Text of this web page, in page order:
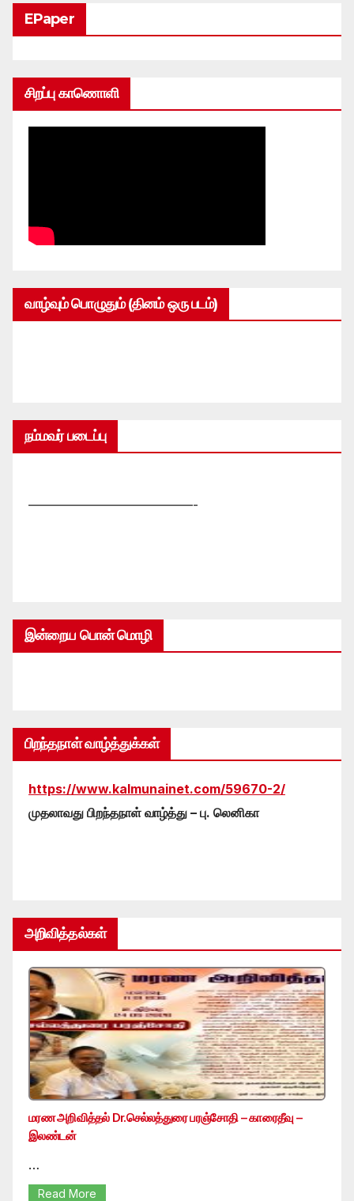
EPaper
சிறப்பு காணொளி
வாழ்வும் பொழுதும் (தினம் ஒரு படம்)
நம்மவர் படைப்பு
—————————————-
இன்றைய பொன் மொழி
பிறந்தநாள் வாழ்த்துக்கள்
https://www.kalmunainet.com/59670-2/
முதலாவது பிறந்தநாள் வாழ்த்து – பு. லெனிகா
அறிவித்தல்கள்
மரண அறிவித்தல் Dr.செல்லத்துரை பரஞ்சோதி – காரைதீவு –
இலண்டன்
…
Read More